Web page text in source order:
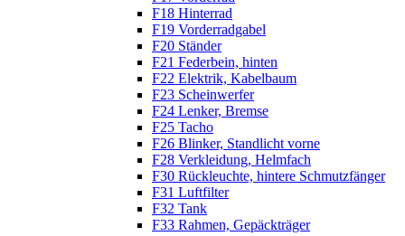
F18 Hinterrad
F19 Vorderradgabel
F20 Ständer
F21 Federbein, hinten
F22 Elektrik, Kabelbaum
F23 Scheinwerfer
F24 Lenker, Bremse
F25 Tacho
F26 Blinker, Standlicht vorne
F28 Verkleidung, Helmfach
F30 Rückleuchte, hintere Schmutzfänger
F31 Luftfilter
F32 Tank
F33 Rahmen, Gepäckträger